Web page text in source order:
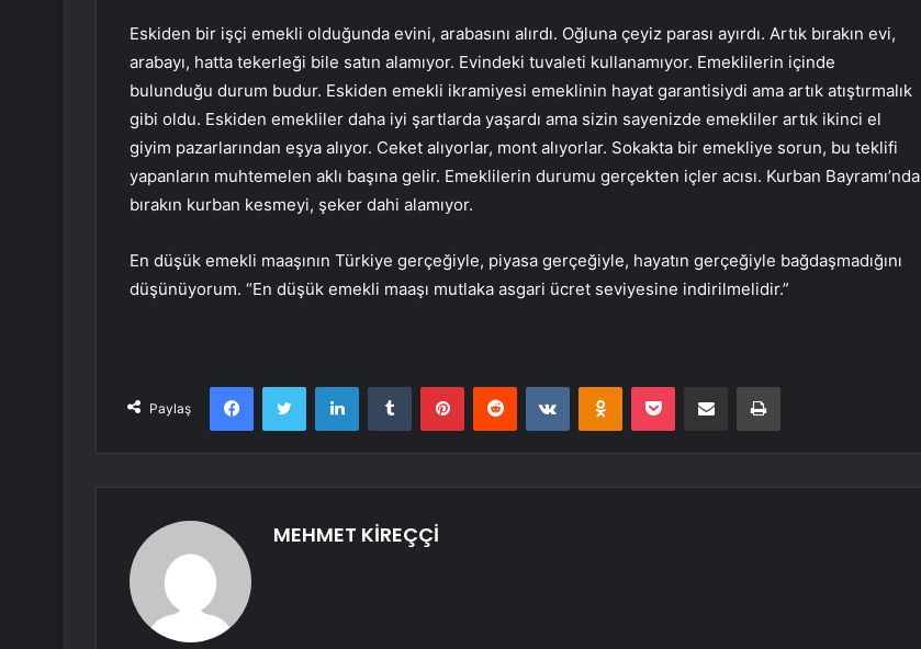
Eskiden bir işçi emekli olduğunda evini, arabasını alırdı. Oğluna çeyiz parası ayırdı. Artık bırakın evi,
arabayı, hatta tekerleği bile satın alamıyor. Evindeki tuvaleti kullanamıyor. Emeklilerin içinde
bulunduğu durum budur. Eskiden emekli ikramiyesi emeklinin hayat garantisiydi ama artık atıştırmalık
gibi oldu. Eskiden emekliler daha iyi şartlarda yaşardı ama sizin sayenizde emekliler artık ikinci el
giyim pazarlarından eşya alıyor. Ceket alıyorlar, mont alıyorlar. Sokakta bir emekliye sorun, bu teklifi
yapanların muhtemelen aklı başına gelir. Emeklilerin durumu gerçekten içler acısı. Kurban Bayramı’nda
bırakın kurban kesmeyi, şeker dahi alamıyor.
En düşük emekli maaşının Türkiye gerçeğiyle, piyasa gerçeğiyle, hayatın gerçeğiyle bağdaşmadığını
düşünüyorum. “En düşük emekli maaşı mutlaka asgari ücret seviyesine indirilmelidir.”
Paylaş
FacebookTwitter LinkedInTumblr PinterestReddit VKontakteOdnoklassniki
Pocket E-Posta ile paylaş Yazdır
MEHMET KİREÇÇİ